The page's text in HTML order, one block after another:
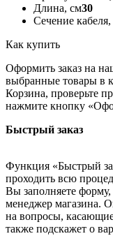
Длина, см30
Сечение
Как купить
Оформить заказ на
выбранные товары в
Корзина, проверьте
нажмите кнопку
Быстрый заказ
Функция «Быстрый
проходить всю
Вы заполняете форму,
менеджер магазина.
на вопросы,
также подскажет о